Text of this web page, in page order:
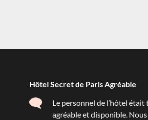
Hôtel Secret de Paris Agréable
Le personnel de l’hôtel était
agréable et disponible. Nous